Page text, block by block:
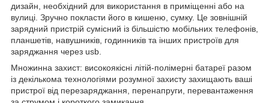
дизайн, необхідний для використання в приміщенні або на
вулиці. Зручно покласти його в кишеню, сумку. Це зовнішній
зарядний пристрій сумісний із більшістю мобільних телефонів,
планшетів, навушників, годинників та інших пристроїв для
заряджання через usb.
Множинна захист: високоякісні літій-полімерні батареї разом
із декількома технологіями розумної захисту захищають ваші
пристрої від перезаряджання, перенапруги, перевантаження